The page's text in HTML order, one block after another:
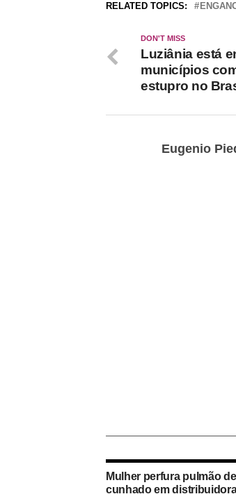
RELATED TOPICS:
DON'T MISS
Luziânia está
municípios
estupro no
Eugenio
Mulher perfura pulmão de
cunhado em